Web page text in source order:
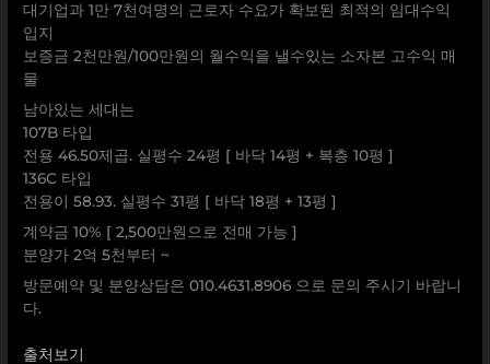
대기업과 1만 7천여명의 근로자 수요가 확보된 최적의 임대수익
입지
보증금 2천만원/100만원의 월수익을 낼수있는 소자본 고수익 매
물
남아있는 세대는
107B 타입
전용 46.50제곱. 실평수 24평 [ 바닥 14평 + 복층 10평 ]
136C 타입
전용이 58.93. 실평수 31평 [ 바닥 18평 + 13평 ]
계약금 10% [ 2,500만원으로 전매 가능 ]
분양가 2억 5천부터 ~
방문예약 및 분양상담은 010.4631.8906 으로 문의 주시기 바랍니
다.
출처보기